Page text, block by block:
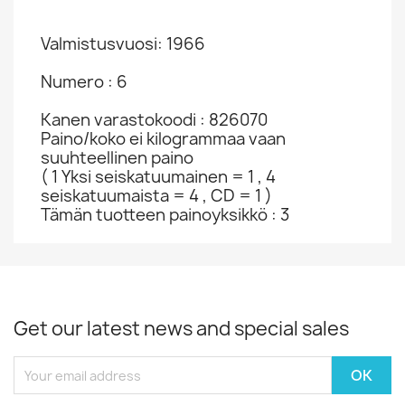
Valmistusvuosi: 1966
Numero : 6
Kanen varastokoodi : 826070
Paino/koko ei kilogrammaa vaan
suuhteellinen paino
( 1 Yksi seiskatuumainen = 1 , 4
seiskatuumaista = 4 , CD = 1 )
Tämän tuotteen painoyksikkö : 3
Get our latest news and special sales